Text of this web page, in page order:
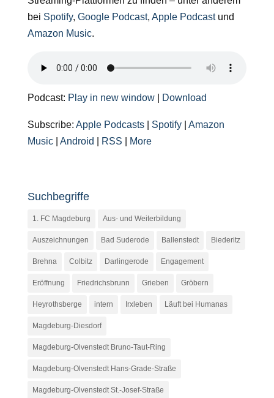
bei Spotify, Google Podcast, Apple Podcastund
Amazon Music.
Podcast: Play in new window| Download
Subscribe: Apple Podcasts| Spotify| Amazon
Music| Android RSS More
Suchbegriffe
1. FC Magdeburg Aus- und Weiterbildung
Auszeichnungen Bad Suderode Ballenstedt Biederitz
Brehna Colbitz Darlingerode Engagement
Eröffnung Friedrichsbrunn Grieben Gröbern
Heyrothsberge intern Irxleben Läuft bei Humanas
Magdeburg-Diesdorf
Magdeburg-Olvenstedt Bruno-Taut-Ring
Magdeburg-Olvenstedt Hans-Grade-Straße
Magdeburg-Olvenstedt St.-Josef-Straße